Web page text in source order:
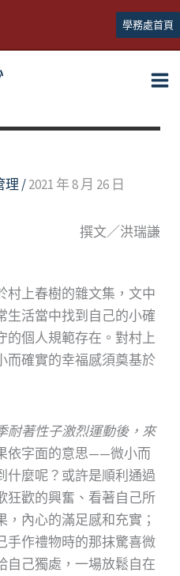
學務處首頁
理 /2021 年 8 月 26 日
撰文／洪瑞謙
村上春樹的雜文集，文中
生活當中找到自己的小確
的個人規範存在。對村上
而確實的幸福感須奠基於
耐著性子激烈運動後，來
依字面的意思——微小而
什麼呢？或許是順利通過
狂歡的興奮、看著自己所
內心的滿足感和充實；
手作禮物時的那抹驚喜微
自己獨處，一場放鬆自在